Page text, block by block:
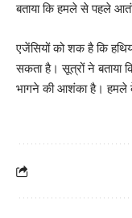
बताया कि हमले से पहले
एजेंसियों को शक है कि
सकता है। सूत्रों ने बताया
भागने की आशंका है। हमले